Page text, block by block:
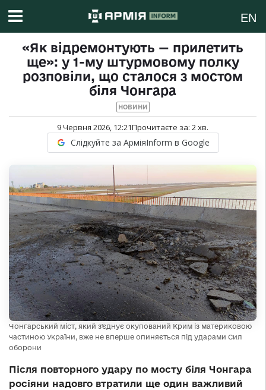
EN
«Як відремонтують — прилетить
ще»: у 1-му штурмовому полку
розповіли, що сталося з мостом
біля Чонгара
НОВИНИ
9 Червня 2026, 12:21Прочитаєте за: 2хв.
Слідкуйте за АрміяInform в Google
Чонгарський міст, який з'єднує окупований Крим із материковою
частиною України, вже не вперше опиняється під ударами Сил
оборони
Після повторного удару по мосту біля Чонгара
росіяни надовго втратили ще один важливий